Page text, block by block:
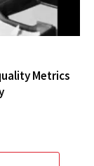
Metrics